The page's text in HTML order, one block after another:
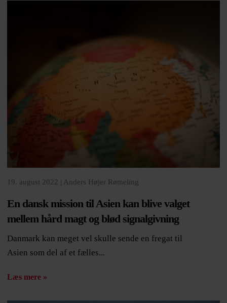
19. august 2022 | Anders Højer Rømeling
En dansk mission til Asien kan blive valget
mellem hård magt og blød signalgivning
Danmark kan meget vel skulle sende en fregat til
Asien som del af et fælles...
Læs mere »